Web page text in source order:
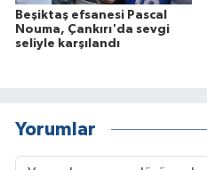
Beşiktaş efsanesi Pascal
Nouma, Çankırı'da sevgi
seliyle karşılandı
Yorumlar